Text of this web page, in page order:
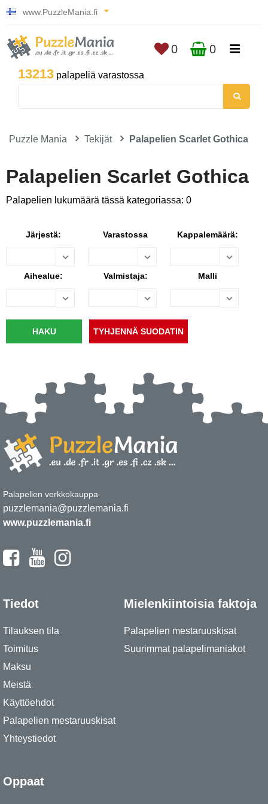
www.PuzzleMania.fi
13213 palapeliä varastossa
0 0
Puzzle Mania Tekijät Palapelien Scarlet Gothica
Palapelien Scarlet Gothica
Palapelien lukumäärä tässä kategoriassa: 0
Järjestä: Varastossa Kappalemäärä:
Aihealue: Valmistaja: Malli
Palapelien verkkokauppa
puzzlemania@puzzlemania.fi
www.puzzlemania.fi
Tiedot
Tilauksen tila
Toimitus
Maksu
Meistä
Käyttöehdot
Palapelien mestaruuskisat
Yhteystiedot
Mielenkiintoisia faktoja
Palapelien mestaruuskisat
Suurimmat palapelimaniakot
Oppaat